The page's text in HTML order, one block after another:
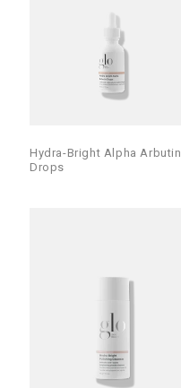
Hydra-Bright Alpha Arbutin
Drops